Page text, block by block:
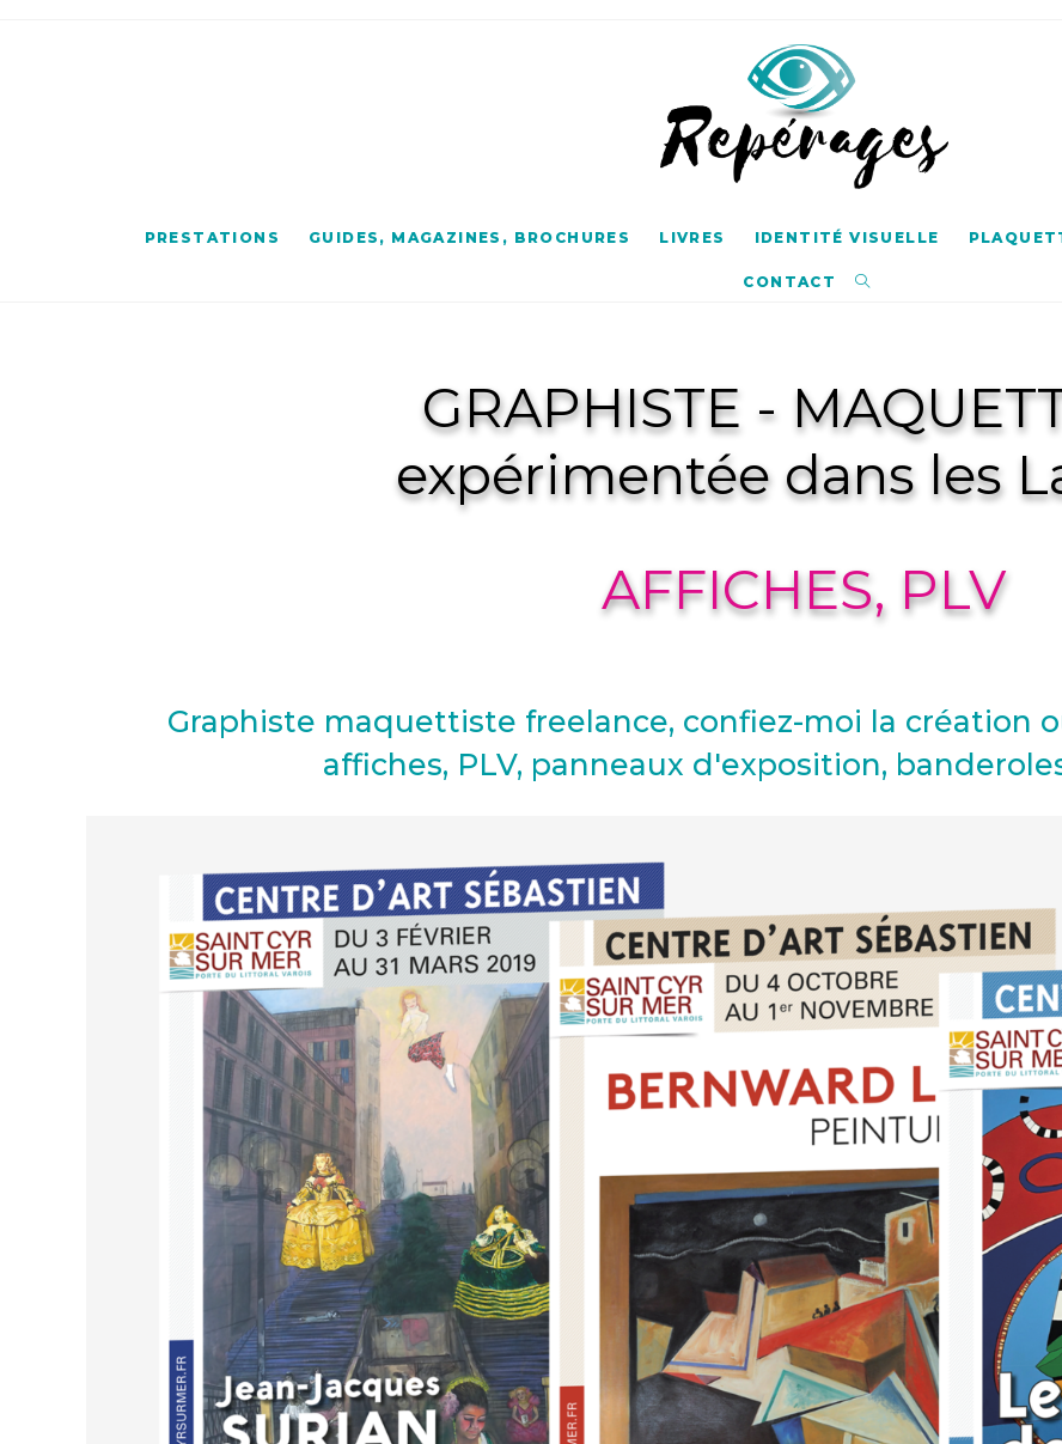
PRESTATIONS GUIDES, MAGAZINES, BROCHURES LIVRES IDENTITÉ VISUELLE
CONTACT
GRAPHISTE -
expérimentée dans les
AFFICHES, PLV
Graphiste maquettiste freelance, confiez-moi la création
affiches, PLV, panneaux d'exposition,